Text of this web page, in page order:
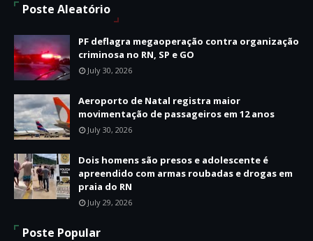
Poste Aleatório
PF deflagra megaoperação contra organização
criminosa no RN, SP e GO
July 30, 2026
Aeroporto de Natal registra maior
movimentação de passageiros em 12 anos
July 30, 2026
Dois homens são presos e adolescente é
apreendido com armas roubadas e drogas em
praia do RN
July 29, 2026
Poste Popular